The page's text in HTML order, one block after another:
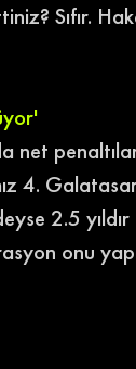
Sıfır.
net
4.
2.5 yıldır
onu